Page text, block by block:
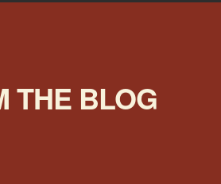
THE BLOG